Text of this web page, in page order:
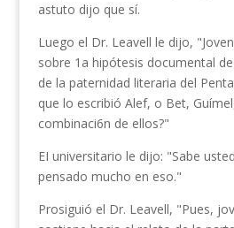
astuto dijo que sí.
Luego el Dr. Leavell le dijo,
sobre 1a hipótesis documental
de la paternidad literaria del
que lo escribió Alef, o Bet,
combinaci6n de ellos?"
EI universitario le dijo: "Sabe
pensado mucho en eso."
Prosiguió el Dr. Leavell, "Pues,